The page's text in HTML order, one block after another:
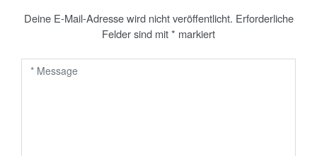
g
n
Deine E-Mail-Adresse wird nicht veröffentlicht. Erforderliche
Felder sind mit* markiert